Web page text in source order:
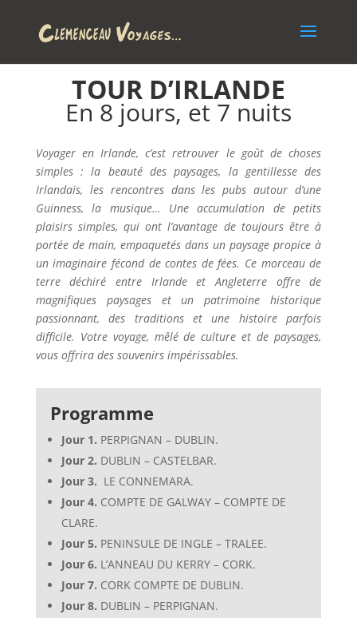
TOUR D’IRLANDE
En 8 jours, et 7 nuits
Voyager en Irlande, c’est retrouver le goût de choses
simples : la beauté des paysages, la gentillesse des
Irlandais, les rencontres dans les pubs autour d’une
Guinness, la musique… Une accumulation de petits
plaisirs simples, qui ont l’avantage de toujours être à
portée de main, empaquetés dans un paysage propice à
un imaginaire fécond de contes de fées. Ce morceau de
terre déchiré entre Irlande et Angleterre offre de
magnifiques paysages et un patrimoine historique
passionnant, des traditions et une histoire parfois
difficile. Votre voyage, mêlé de culture et de paysages,
vous offrira des souvenirs impérissables.
Programme
Jour 1. PERPIGNAN – DUBLIN.
Jour 2. DUBLIN – CASTELBAR.
Jour 3. LE CONNEMARA.
Jour 4. COMPTE DE GALWAY – COMPTE DE
CLARE.
Jour 5. PENINSULE DE INGLE – TRALEE.
Jour 6. L’ANNEAU DU KERRY – CORK.
Jour 7. CORK COMPTE DE DUBLIN.
Jour 8. DUBLIN – PERPIGNAN.